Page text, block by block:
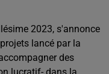
2023, s'annonce
lancé par la
des